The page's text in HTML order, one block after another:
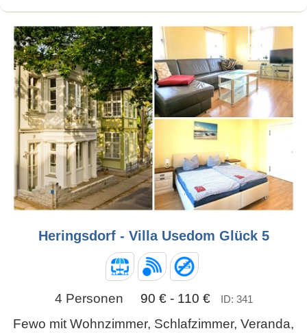
Heringsdorf - Villa Usedom Glück 5
4 Personen 90 € - 110 € ID: 341
Fewo mit Wohnzimmer, Schlafzimmer, Veranda,